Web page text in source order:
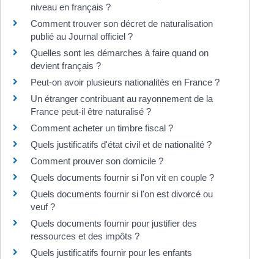
niveau en français ?
Comment trouver son décret de naturalisation
publié au Journal officiel ?
Quelles sont les démarches à faire quand on
devient français ?
Peut-on avoir plusieurs nationalités en France ?
Un étranger contribuant au rayonnement de la
France peut-il être naturalisé ?
Comment acheter un timbre fiscal ?
Quels justificatifs d'état civil et de nationalité ?
Comment prouver son domicile ?
Quels documents fournir si l'on vit en couple ?
Quels documents fournir si l'on est divorcé ou
veuf ?
Quels documents fournir pour justifier des
ressources et des impôts ?
Quels justificatifs fournir pour les enfants